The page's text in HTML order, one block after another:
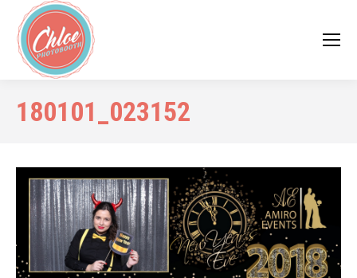
180101_023152